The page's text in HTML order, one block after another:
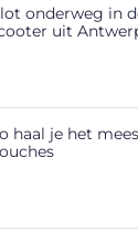
onderweg in
uit
haal je het